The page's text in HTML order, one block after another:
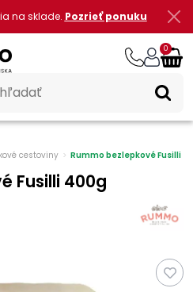
na sklade. Pozrieť ponuku
0
cestoviny Rummo bezlepkové Fusilli
Fusilli 400g